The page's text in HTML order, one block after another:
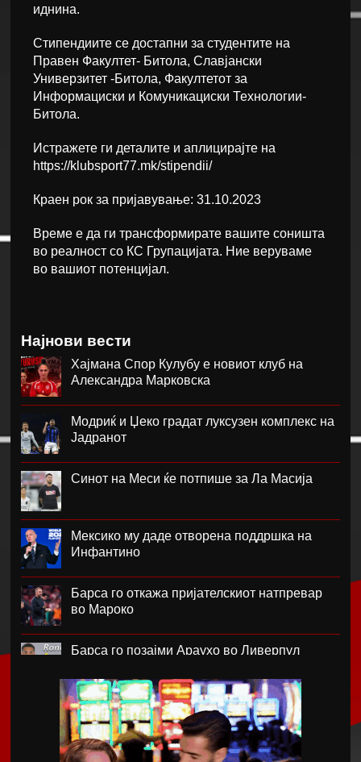
иднина.
Стипендиите се достапни за студентите на
Правен Факултет- Битола, Славјански
Универзитет -Битола, Факултетот за
Информациски и Комуникациски Технологии-
Битола.
Истражете ги деталите и аплицирајте на
https://klubsport77.mk/stipendii/
Краен рок за пријавување: 31.10.2023
Време е да ги трансформирате вашите соништа
во реалност со КС Групацијата. Ние веруваме
во вашиот потенцијал.
Најнови вести
Хајмана Спор Кулубу е новиот клуб на
Александра Марковска
Модриќ и Џеко градат луксузен комплекс на
Јадранот
Синот на Меси ќе потпише за Ла Масија
Мексико му даде отворена поддршка на
Инфантино
Барса го откажа пријателскиот натпревар
во Мароко
Барса го позајми Араухо во Ливерпул
Надја Команечи по половина век се врати
во Монтреал